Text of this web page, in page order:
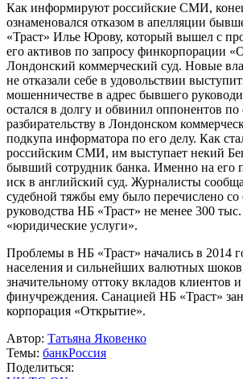
Как информируют российские СМИ,
ознаменовался отказом в апелляции
«Траст» Илье Юрову, который вышел с
его активов по запросу финкорпорации
Лондонский коммерческий суд. Новые
не отказали себе в удовольствии
мошенничестве в адрес бывшего
остался в долгу и обвинил оппонентов по
разбирательству в Лондонском
подкупа информатора по его делу. Как
российским СМИ, им выступает некий
бывший сотрудник банка. Именно на его
иск в английский суд. Журналисты
судебной тяжбы ему было перечислено
руководства НБ «Траст» не менее 300
«юридические услуги».
Проблемы в НБ «Траст» начались в 2014
населения и сильнейших валютных
значительному оттоку вкладов клиентов
финучреждения. Санацией НБ «Траст»
корпорация «Открытие».
Автор: Татьяна Яковенко
Темы: банкРоссия
Поделиться: